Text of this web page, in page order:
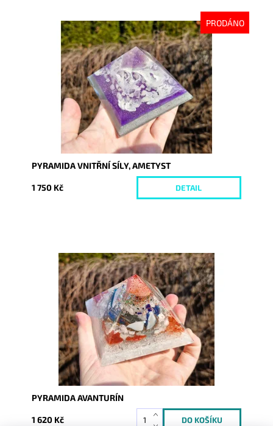
PRODÁNO
Dostupnost:
Vyprodáno
10097
PYRAMIDA VNITŘNÍ SÍLY, AMETYST
1 750 Kč DETAIL
Dostupnost:
Skladem
10105
PYRAMIDA AVANTURÍN
1 620 Kč